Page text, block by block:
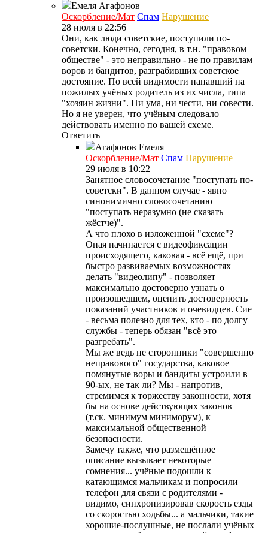
Емеля Агафонов
Оскорбление/Мат Спам Нарушение
28 июля в 22:56
Они, как люди советские, поступили по-
советски. Конечно, сегодня, в т.н. "правовом
обществе" - это неправильно - не по правилам
воров и бандитов, разграбивших советское
достояние. По всей видимости напавший на
пожилых учёных родитель из их числа, типа
"хозяин жизни". Ни ума, ни чести, ни совести.
Но я не уверен, что учёным следовало
действовать именно по вашей схеме.
Ответить
Агафонов Емеля
Оскорбление/Мат Спам Нарушение
29 июля в 10:22
Занятное словосочетание "поступать по-
советски". В данном случае - явно
синонимично словосочетанию
"поступать неразумно (не сказать
жёстче)".
А что плохо в изложенной "схеме"?
Оная начинается с видеофиксации
происходящего, каковая - всё ещё, при
быстро развиваемых возможностях
делать "видеолипу" - позволяет
максимально достоверно узнать о
произошедшем, оценить достоверность
показаний участников и очевидцев. Сие
- весьма полезно для тех, кто - по долгу
службы - теперь обязан "всё это
разгребать".
Мы же ведь не сторонники "совершенно
неправового" государства, каковое
помянутые воры и бандиты устроили в
90-ых, не так ли? Мы - напротив,
стремимся к торжеству законности, хотя
бы на основе действующих законов
(т.ск. минимум миниморум), к
максимальной общественной
безопасности.
Замечу также, что размещённое
описание вызывает некоторые
сомнения... учёные подошли к
катающимся мальчикам и попросили
телефон для связи с родителями -
видимо, синхронизировав скорость езды
со скоростью ходьбы... а мальчики, такие
хорошие-послушные, не послали учёных